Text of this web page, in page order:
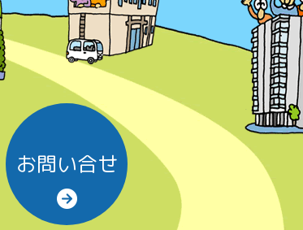
お問い合せ